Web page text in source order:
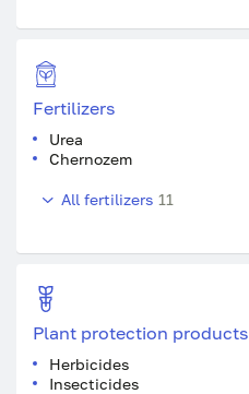
Fertilizers
Urea
Chernozem
All fertilizers 11
Plant protection products
Herbicides
Insecticides